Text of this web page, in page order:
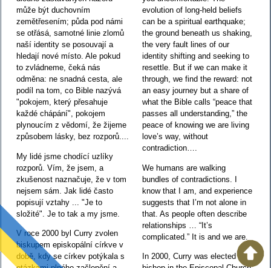
může být duchovním
zemětřesením; půda pod námi
se otřásá, samotné linie zlomů
naší identity se posouvají a
hledají nové místo. Ale pokud
to zvládneme, čeká nás
odměna: ne snadná cesta, ale
podíl na tom, co Bible nazývá
"pokojem, který přesahuje
každé chápání", pokojem
plynoucím z vědomí, že žijeme
způsobem lásky, bez rozporů....
My lidé jsme chodící uzlíky
rozporů. Vím, že jsem, a
zkušenost naznačuje, že v tom
nejsem sám. Jak lidé často
popisují vztahy ... "Je to
složité". Je to tak a my jsme.
V roce 2000 byl Curry zvolen
biskupem episkopální církve v
době, kdy se církev potýkala s
evolution of long-held beliefs
can be a spiritual earthquake;
the ground beneath us shaking,
the very fault lines of our
identity shifting and seeking to
resettle. But if we can make it
through, we find the reward: not
an easy journey but a share of
what the Bible calls “peace that
passes all understanding,” the
peace of knowing we are living
love’s way, without
contradiction….
We humans are walking
bundles of contradictions. I
know that I am, and experience
suggests that I’m not alone in
that. As people often describe
relationships … “It’s
complicated.” It is and we are.
In 2000, Curry was elected